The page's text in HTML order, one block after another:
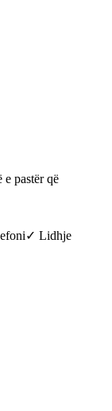
pastër që
✓ Lidhje